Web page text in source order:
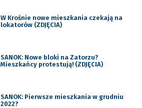
W Krośnie nowe mieszkania czekają na
lokatorów (ZDJĘCIA)
SANOK: Nowe bloki na Zatorzu?
Mieszkańcy protestują! (ZDJĘCIA)
SANOK: Pierwsze mieszkania w grudniu
2022?